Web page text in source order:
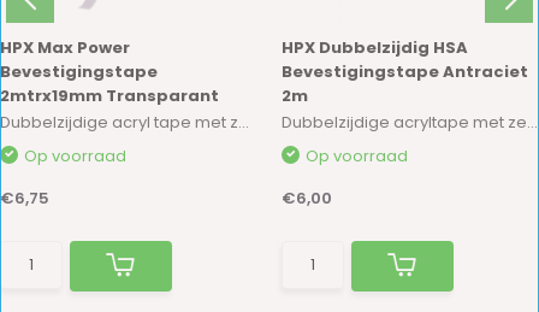
HPX Max Power
Bevestigingstape
2mtrx19mm Transparant
Dubbelzijdige acryl tape met zeer hoge kleefkr...
Op voorraad
€6,75
HPX Dubbelzijdig HSA
Bevestigingstape Antraciet
2m
Dubbelzijdige acryltape met zeer hoge kleefkra...
Op voorraad
€6,00